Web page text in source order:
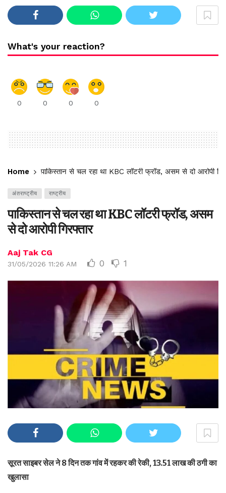
What's your reaction?
0 0 0 0
Home पाकिस्तान से चल रहा था KBC लॉटरी फ्रॉड, असम से दो आरोपी
अंतराष्ट्रीय राष्ट्रीय
पाकिस्तान से चल रहा था KBC लॉटरी फ्रॉड, असम
से दो आरोपी गिरफ्तार
Aaj Tak CG
31/05/2026 11:26 AM 0 1
सूरत साइबर सेल ने 8 दिन तक गांव में रहकर की रेकी, 13.51 लाख की ठगी का
खुलासा